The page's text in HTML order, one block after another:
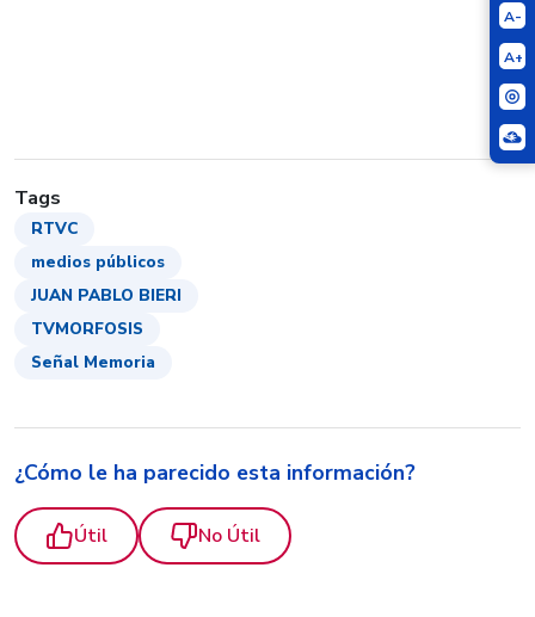
A-
A+
Tags
RTVC
medios públicos
JUAN PABLO BIERI
TVMORFOSIS
Señal Memoria
¿Cómo le ha parecido esta información?
Útil No Útil